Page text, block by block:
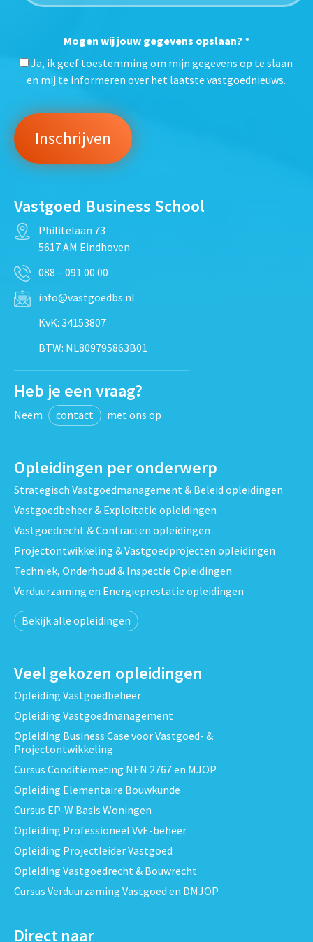
Mogen wij jouw gegevens opslaan? *
Ja, ik geef toestemming om mijn gegevens op te slaan
en mij te informeren over het laatste vastgoednieuws.
Vastgoed Business School
Philitelaan 73
5617 AM Eindhoven
088 – 091 00 00
info@vastgoedbs.nl
KvK: 34153807
BTW: NL809795863B01
Heb je een vraag?
Neem contact met ons op
Opleidingen per onderwerp
Strategisch Vastgoedmanagement & Beleid opleidingen
Vastgoedbeheer & Exploitatie opleidingen
Vastgoedrecht & Contracten opleidingen
Projectontwikkeling & Vastgoedprojecten opleidingen
Techniek, Onderhoud & Inspectie Opleidingen
Verduurzaming en Energieprestatie opleidingen
Bekijk alle opleidingen
Veel gekozen opleidingen
Opleiding Vastgoedbeheer
Opleiding Vastgoedmanagement
Opleiding Business Case voor Vastgoed- &
Projectontwikkeling
Cursus Conditiemeting NEN 2767 en MJOP
Opleiding Elementaire Bouwkunde
Cursus EP-W Basis Woningen
Opleiding Professioneel VvE-beheer
Opleiding Projectleider Vastgoed
Opleiding Vastgoedrecht & Bouwrecht
Cursus Verduurzaming Vastgoed en DMJOP
Direct naar